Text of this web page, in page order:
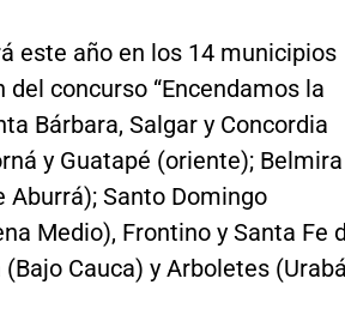
este año en los 14 municipios
concurso “Encendamos la
Bárbara, Salgar y Concordia
y Guatapé (oriente); Belmira
Aburrá); Santo Domingo
Medio), Frontino y Santa Fe
Cauca) y Arboletes